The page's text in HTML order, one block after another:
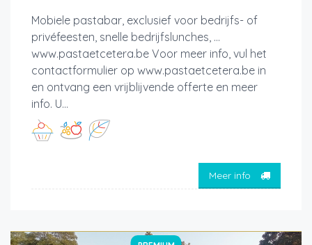
Mobiele pastabar, exclusief voor bedrijfs- of
privéfeesten, snelle bedrijfslunches, ...
www.pastaetcetera.be Voor meer info, vul het
contactformulier op www.pastaetcetera.be in
en ontvang een vrijblijvende offerte en meer
info. U...
Meer info